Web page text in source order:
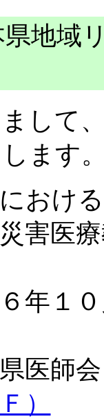
地域
して
ます
におけ
害医
年１
師会
）